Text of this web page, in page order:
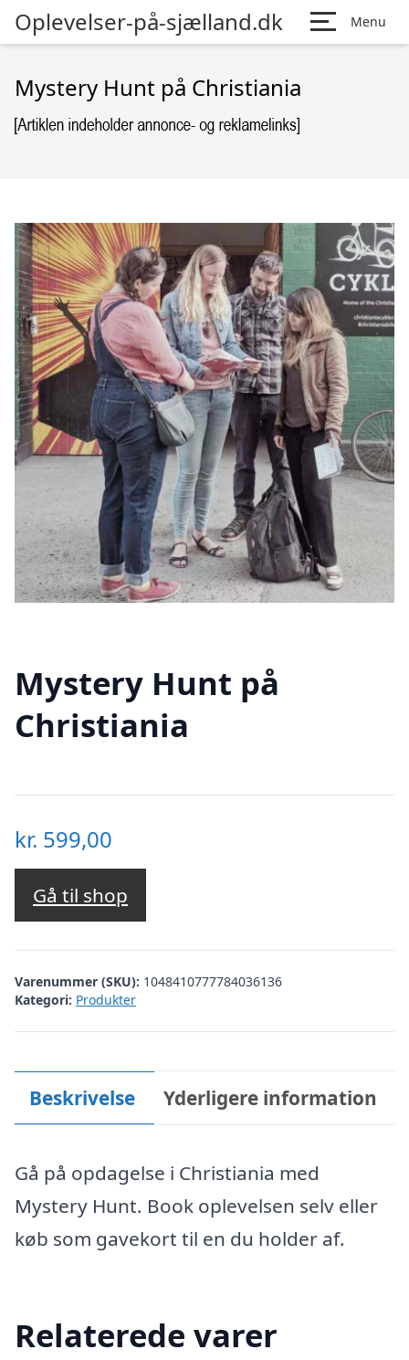
Oplevelser-på-sjælland.dk Menu
Mystery Hunt på Christiania
Mystery Hunt på
Christiania
kr. 599,00
Gå til shop
Varenummer (SKU): 1048410777784036136
Kategori: Produkter
Beskrivelse Yderligere information
Gå på opdagelse i Christiania med
Mystery Hunt. Book oplevelsen selv eller
køb som gavekort til en du holder af.
Relaterede varer